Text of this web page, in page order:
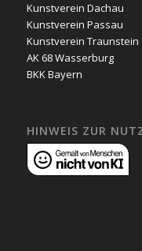
Kunstverein Dachau
Kunstverein Passau
Kunstverein Traunstein
AK 68 Wasserburg
BKK Bayern
HINWEIS ZUR